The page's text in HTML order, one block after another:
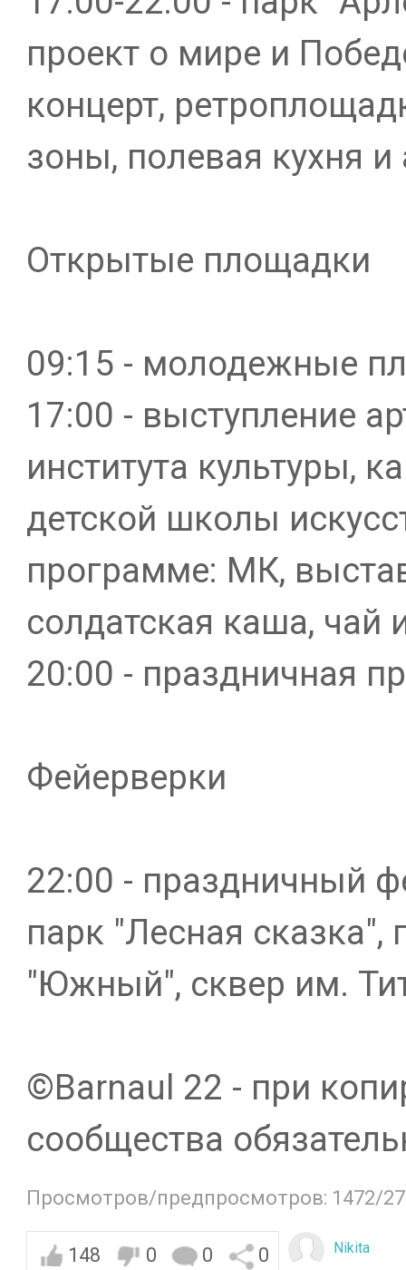
проект о мире и
концерт,
зоны, полевая кухня
Открытые площадки
09:15 - молодежные
17:00 - выступление
института культуры,
детской школы
программе: МК,
солдатская каша, чай
20:00 - праздничная
Фейерверки
22:00 - праздничный
парк "Лесная
"Южный", сквер им.
©️Barnaul 22 - при
сообщества
Просмотров/предпросмотров: 1472/
148 0 0 0 Nikita